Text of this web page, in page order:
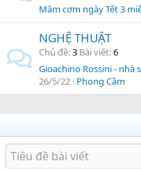
Mâm cơm ngày Tết 3
NGHỆ THUẬT
Chủ đề 3 Bài viết 6
Gioachino Rossini - nhà
26/5/22 Phong Cầm